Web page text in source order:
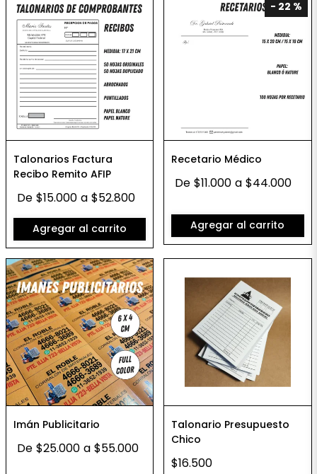
Talonarios Factura
Recibo Remito AFIP
De $15.000 a $52.800
Agregar al carrito
- 22 %
Recetario Médico
De $11.000 a $44.000
Agregar al carrito
Imán Publicitario
De $25.000 a $55.000
Talonario Presupuesto
Chico
$16.500